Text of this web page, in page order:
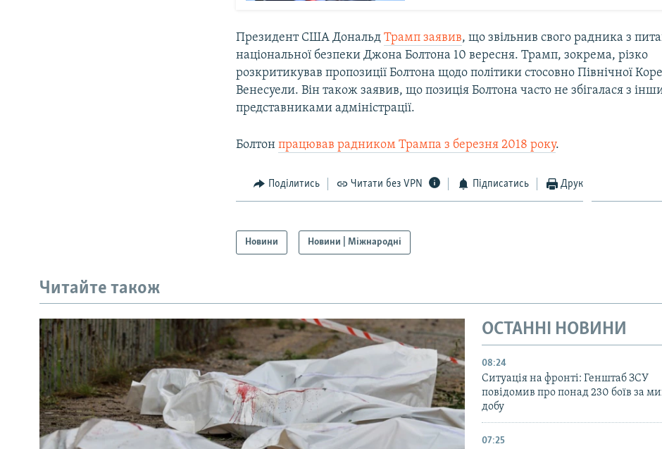
Президент США ДональдТрамп заявив, що звільнив свого радника з
національної безпеки Джона Болтона 10 вересня. Трамп, зокрема, різко
розкритикував пропозиції Болтона щодо політики стосовно Північної
Венесуели. Він також заявив, що позиція Болтона часто не збігалася з
представниками адміністрації.
Болтонпрацював радником Трампа з березня 2018 року.
Поділитись Читати без VPN Підписатись Друк
Новини Новини | Міжнародні
Читайте також
ОСТАННІ НОВИНИ
08:24
Ситуація на фронті: Генштаб ЗСУ
повідомив про понад 230 боїв за
добу
07:25